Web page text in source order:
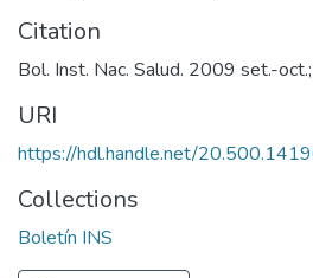
Citation
Bol. Inst. Nac. Salud. 2009 set.-
URI
https://hdl.handle.net/
Collections
Boletín INS